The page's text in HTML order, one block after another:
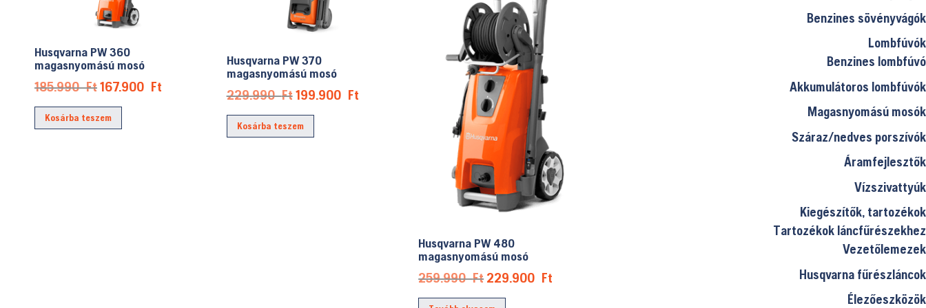
Husqvarna PW 360
magasnyomású mosó
185.990FtOriginal
price
was:
167.900 Ft
Kosárba teszem
Husqvarna PW 370
magasnyomású mosó
229.990FtOriginal
price
was:
199.900 FtCurrent
Kosárba teszem
Husqvarna PW 480
magasnyomású mosó
259.990Ft Original
price
229.900 Ft
Benzines sövényvágók
Lombfúvók
Benzines lombfúvó
Akkumulátoros lombfúvók
Magasnyomású mosók
Száraz/nedves porszívók
Áramfejlesztők
Vízszivattyúk
Kiegészítők, tartozékok
Tartozékok láncfűrészekhez
Vezetőlemezek
Husqvarna fűrészláncok
Élezőeszközök